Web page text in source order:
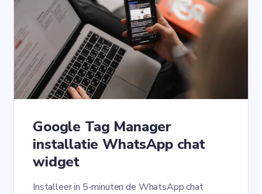
Google Tag Manager
installatie WhatsApp chat
widget
Installeer in 5-minuten de WhatsApp chat